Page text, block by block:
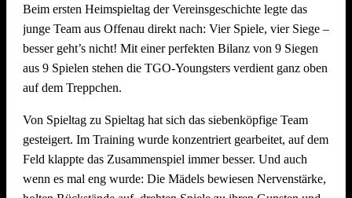
Turniersieger wurde das Team „Die Seegurken“ vom TSV
Untergruppenbach – und das hochverdient: Die Seegurken
ließen im gesamten Turnierverlauf kaum Schwächen
erkennen und mussten in der gesamten Gruppenphase und
den K.o.-Runden nur einen einzigen Satz abgeben – gegen
das spätere Drittplatzierte Team „SpätMelder“. Ein starkes
Zeichen der Dominanz des Teams, das auch im Finale
(21:18) stets die Kontrolle behielt. Herzlichen Glückwunsch!
Stimmung, Anlage und Bewirtung auf hohem Niveau
Beim ersten Heimspieltag der Vereinsgeschichte legte das
junge Team aus Offenau direkt nach: Vier Spiele, vier Siege –
besser geht’s nicht! Mit einer perfekten Bilanz von 9 Siegen
aus 9 Spielen stehen die TGO-Youngsters verdient ganz oben
auf dem Treppchen.
Von Spieltag zu Spieltag hat sich das siebenköpfige Team
gesteigert. Im Training wurde konzentriert gearbeitet, auf dem
Feld klappte das Zusammenspiel immer besser. Und auch
wenn es mal eng wurde: Die Mädels bewiesen Nervenstärke,